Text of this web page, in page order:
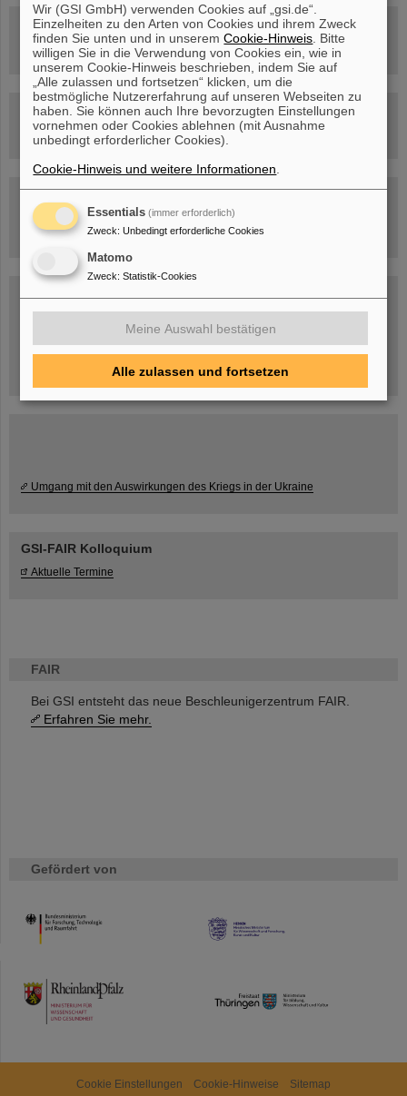
FAIR
Bei GSI entsteht das neue Beschleunigerzentrum FAIR.
Erfahren Sie mehr.
Gefördert von
HMWK
TMWWDG
FAIR-Trailer: Der Weg der Teilchen durch die
Beschleunigeranlage
Rundflug über die FAIR-Baustelle
jetzt Termin buchen!
Menschen...hinter GSI und FAIR.
Umgang mit den Auswirkungen des Kriegs in der Ukraine
GSI-FAIR Kolloquium
Aktuelle Termine
Cookie Einstellungen Cookie-Hinweise Sitemap
Wir (GSI GmbH) verwenden Cookies auf „gsi.de“.
Einzelheiten zu den Arten von Cookies und ihrem Zweck
finden Sie unten und in unseremCookie-Hinweis . Bitte
willigen Sie in die Verwendung von Cookies ein, wie in
unserem Cookie-Hinweis beschrieben, indem Sie auf
„Alle zulassen und fortsetzen“ klicken, um die
bestmögliche Nutzererfahrung auf unseren Webseiten zu
haben. Sie können auch Ihre bevorzugten Einstellungen
vornehmen oder Cookies ablehnen (mit Ausnahme
unbedingt erforderlicher Cookies).
Cookie-Hinweis und weitere Informationen
Essentials (immer erforderlich)
Zweck: Unbedingt erforderliche Cookies
Matomo
Zweck: Statistik-Cookies
Meine Auswahl bestätigen
Alle zulassen und fortsetzen